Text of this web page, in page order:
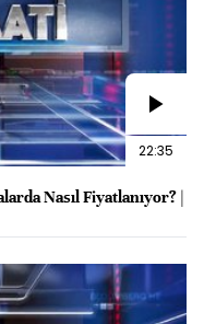
22:35
Nasıl Fiyatlanıyor? |